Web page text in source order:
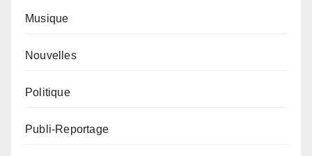
Musique
Nouvelles
Politique
Publi-Reportage